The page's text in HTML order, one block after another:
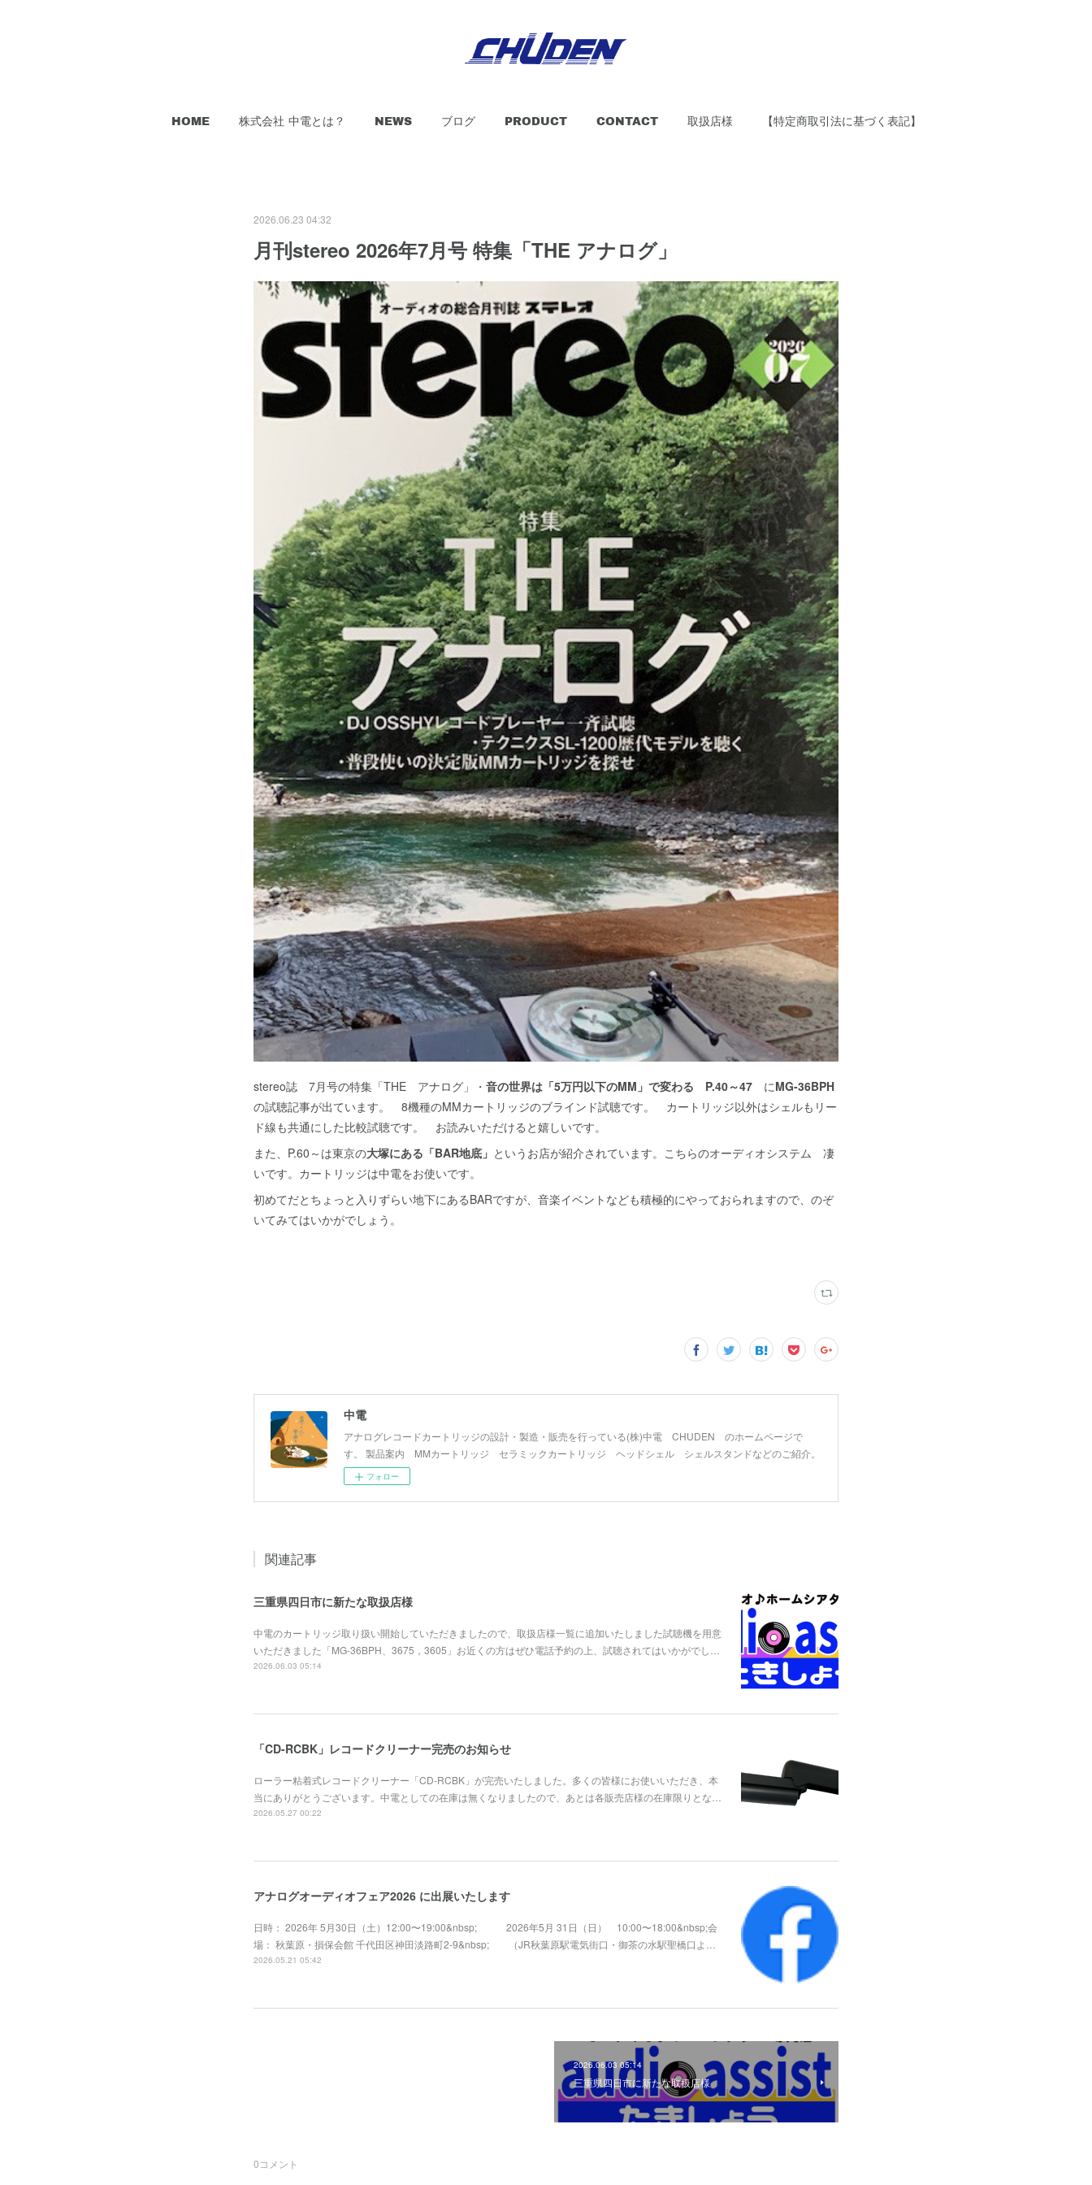
HOME 株式会社 中電とは？ NEWS ブログ PRODUCT CONTACT 取扱店様 【特定商取引法に基づく表記】
2026.06.23 04:32
月刊stereo 2026年7月号 特集「THE アナログ」
stereo誌 7月号の特集「THE アナログ」・ 音の世界は「5万円以下のMM」で変わる P.40～47 にMG-36BPH
の試聴記事が出ています。 8機種のMMカートリッジのブラインド試聴です。 カートリッジ以外はシェルもリー
ド線も共通にした比較試聴です。 お読みいただけると嬉しいです。
また、P.60～は東京の大塚にある「BAR地底」 というお店が紹介されています。こちらのオーディオシステム 凄
いです。カートリッジは中電をお使いです。
初めてだとちょっと入りずらい地下にあるBARですが、音楽イベントなども積極的にやっておられますので、のぞ
いてみてはいかがでしょう。
中電
アナログレコードカートリッジの設計・製造・販売を行っている(株)中電 CHUDEN のホームページで
す。 製品案内 MMカートリッジ セラミックカートリッジ ヘッドシェル シェルスタンドなどのご紹介。
フォロー
関連記事
三重県四日市に新たな取扱店様
中電のカートリッジ取り扱い開始していただきましたので、取扱店様一覧に追加いたしました試聴機を用意
いただきました「MG-36BPH、3675，3605」お近くの方はぜひ電話予約の上、試聴されてはいかがでし…
2026.06.03 05:14
「CD-RCBK」レコードクリーナー完売のお知らせ
ローラー粘着式レコードクリーナー「CD-RCBK」が完売いたしました。多くの皆様にお使いいただき、本
当にありがとうございます。中電としての在庫は無くなりましたので、あとは各販売店様の在庫限りとな…
2026.05.27 00:22
アナログオーディオフェア2026 に出展いたします
日時： 2026年 5月30日（土）12:00〜19:00&nbsp; 2026年5月 31日（日） 10:00〜18:00&nbsp;会
場： 秋葉原・損保会館 千代田区神田淡路町2-9&nbsp; （JR秋葉原駅電気街口・御茶の水駅聖橋口よ…
2026.05.21 05:42
2026.06.03 05:14
三重県四日市に新たな取扱店様
0コメント